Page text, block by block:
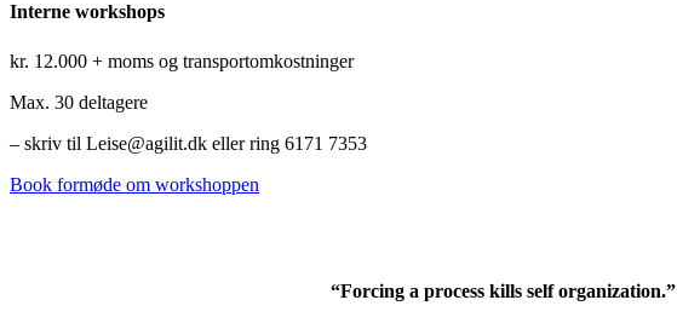
Interne workshops
kr. 12.000 + moms og transportomkostninger
Max. 30 deltagere
– skriv til Leise@agilit.dk eller ring 6171 7353
Book formøde om workshoppen
“Forcing a process kills self organization.”